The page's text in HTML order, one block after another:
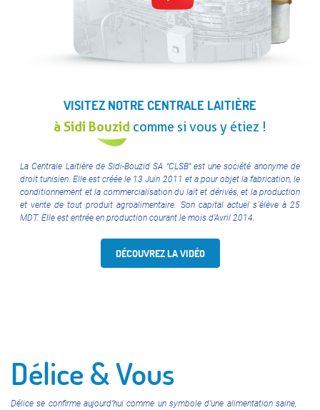
VISITEZ NOTRE CENTRALE LAITIÈRE
à Sidi Bouzid comme si vous y étiez !
La Centrale Laitière de Sidi-Bouzid SA ‘’CLSB’’ est une société anonyme de
droit tunisien. Elle est créée le 13 Juin 2011 et a pour objet la fabrication, le
conditionnement et la commercialisation du lait et dérivés, et la production
et vente de tout produit agroalimentaire. Son capital actuel s´élève à 25
MDT. Elle est entrée en production courant le mois d’Avril 2014.
DÉCOUVREZ LA VIDÉO
Délice & Vous
Délice se confirme aujourd’hui comme un symbole d’une alimentation saine,